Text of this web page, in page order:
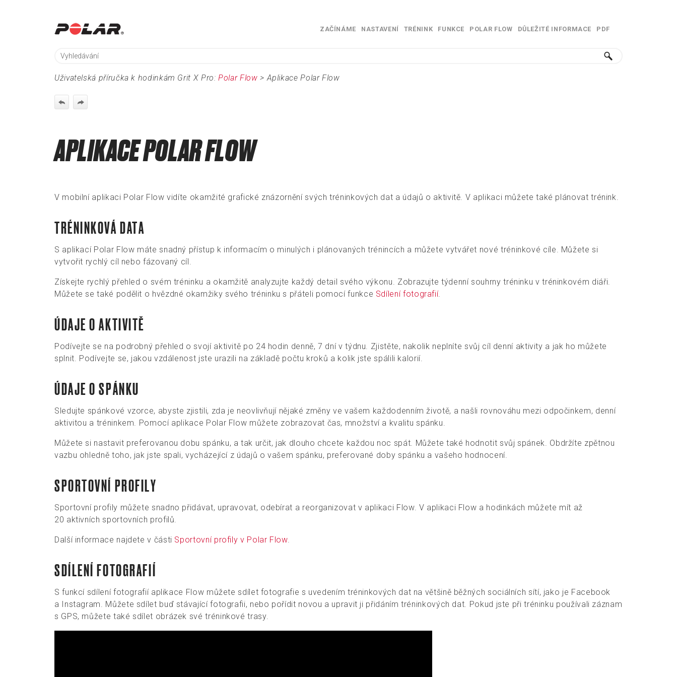
ZAČÍNÁME» NASTAVENÍ» TRÉNINK» FUNKCE» POLAR FLOW» DŮLEŽITÉ INFORMACE» PDF
Uživatelská příručka k hodinkám Grit X Pro:Polar Flow >Aplikace Polar Flow
APLIKACE POLAR FLOW
V mobilní aplikaci Polar Flow vidíte okamžité grafické znázornění svých tréninkových dat a údajů o aktivitě. V aplikaci můžete také plánovat trénink.
TRÉNINKOVÁ DATA
S aplikací Polar Flow máte snadný přístup k informacím o minulých i plánovaných trénincích a můžete vytvářet nové tréninkové cíle. Můžete si
vytvořit rychlý cíl nebo fázovaný cíl.
Získejte rychlý přehled o svém tréninku a okamžitě analyzujte každý detail svého výkonu. Zobrazujte týdenní souhrny tréninku v tréninkovém diáři.
Můžete se také podělit o hvězdné okamžiky svého tréninku s přáteli pomocí funkce Sdílení fotografií.
ÚDAJE O AKTIVITĚ
Podívejte se na podrobný přehled o svojí aktivitě po 24 hodin denně, 7 dní v týdnu. Zjistěte, nakolik neplníte svůj cíl denní aktivity a jak ho můžete
splnit. Podívejte se, jakou vzdálenost jste urazili na základě počtu kroků a kolik jste spálili kalorií.
ÚDAJE O SPÁNKU
Sledujte spánkové vzorce, abyste zjistili, zda je neovlivňují nějaké změny ve vašem každodenním životě, a našli rovnováhu mezi odpočinkem, denní
aktivitou a tréninkem. Pomocí aplikace Polar Flow můžete zobrazovat čas, množství a kvalitu spánku.
Můžete si nastavit preferovanou dobu spánku, a tak určit, jak dlouho chcete každou noc spát. Můžete také hodnotit svůj spánek. Obdržíte zpětnou
vazbu ohledně toho, jak jste spali, vycházející z údajů o vašem spánku, preferované doby spánku a vašeho hodnocení.
SPORTOVNÍ PROFILY
Sportovní profily můžete snadno přidávat, upravovat, odebírat a reorganizovat v aplikaci Flow. V aplikaci Flow a hodinkách můžete mít až
20 aktivních sportovních profilů.
Další informace najdete v části Sportovní profily v Polar Flow.
SDÍLENÍ FOTOGRAFIÍ
S funkcí sdílení fotografií aplikace Flow můžete sdílet fotografie s uvedením tréninkových dat na většině běžných sociálních sítí, jako je Facebook
a Instagram. Můžete sdílet buď stávající fotografii, nebo pořídit novou a upravit ji přidáním tréninkových dat. Pokud jste při tréninku používali záznam
s GPS, můžete také sdílet obrázek své tréninkové trasy.